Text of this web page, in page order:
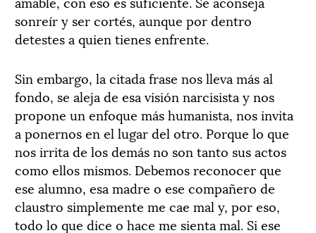
sonreír y ser cortés, aunque por dentro
detestes a quien tienes enfrente.
Sin embargo, la citada frase nos lleva más al
fondo, se aleja de esa visión narcisista y nos
propone un enfoque más humanista, nos invita
a ponernos en el lugar del otro. Porque lo que
nos irrita de los demás no son tanto sus actos
como ellos mismos. Debemos reconocer que
ese alumno, esa madre o ese compañero de
claustro simplemente me cae mal y, por eso,
todo lo que dice o hace me sienta mal. Si ese